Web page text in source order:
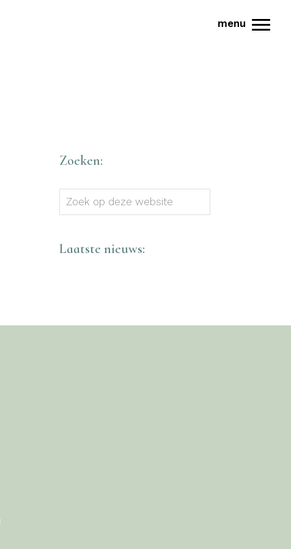
menu
Zoeken:
Zoek
op
website
Laatste nieuws: